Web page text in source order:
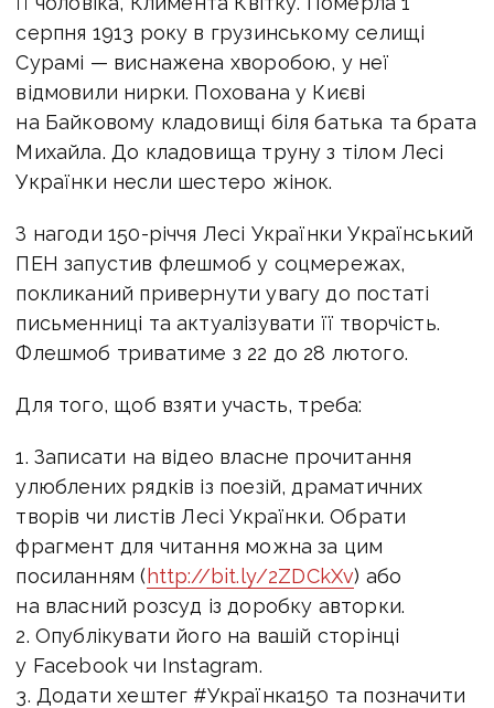
серпня 1913 року в грузинському селищі
Сурамі — виснажена хворобою, у неї
відмовили нирки. Похована у Києві
на Байковому кладовищі біля батька та брата
Михайла. До кладовища труну з тілом Лесі
Українки несли шестеро жінок.
З нагоди 150-річчя Лесі Українки Український
ПЕН запустив флешмоб у соцмережах,
покликаний привернути увагу до постаті
письменниці та актуалізувати її творчість.
Флешмоб триватиме з 22 до 28 лютого.
Для того, щоб взяти участь, треба:
1. Записати на відео власне прочитання
улюблених рядків із поезій, драматичних
творів чи листів Лесі Українки. Обрати
фрагмент для читання можна за цим
посиланням (http://bit.ly/2ZDCkXv) або
на власний розсуд із доробку авторки.
2. Опублікувати його на вашій сторінці
у Facebook чи Instagram.
3. Додати хештег #Українка150 та позначити